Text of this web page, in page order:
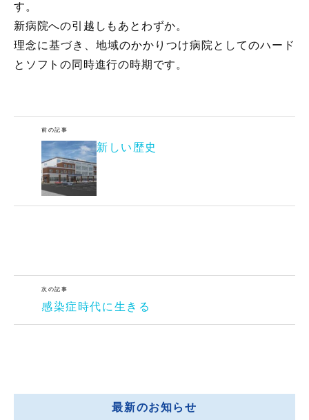
す。
新病院への引越しもあとわずか。
理念に基づき、地域のかかりつけ病院としてのハード
とソフトの同時進行の時期です。
前の記事
新しい歴史
次の記事
感染症時代に生きる
最新のお知らせ